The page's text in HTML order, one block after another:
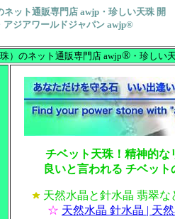
ネット通販専門店 awjp・珍しい天珠 開
アジアワールドジャパン awjp®
）のネット通販専門店 awjp®・珍しい
チベット天珠！精神的な
良いと言われる チベッ
天然水晶と針水晶 翡翠
☆ 天然水晶 針水晶 | 天